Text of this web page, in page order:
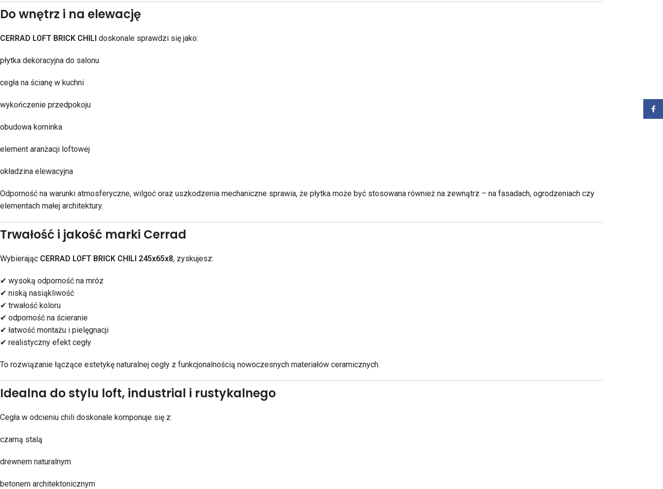
Do wnętrz i na elewację
CERRAD LOFT BRICK CHILI doskonale sprawdzi się jako:
płytka dekoracyjna do salonu
cegła na ścianę w kuchni
wykończenie przedpokoju
obudowa kominka
element aranżacji loftowej
okładzina elewacyjna
Odporność na warunki atmosferyczne, wilgoć oraz uszkodzenia mechaniczne sprawia, że płytka może być stosowana również na zewnątrz – na fasadach, ogrodzeniach czy
elementach małej architektury.
Trwałość i jakość marki Cerrad
Wybierając CERRAD LOFT BRICK CHILI 245x65x8, zyskujesz:
✔ wysoką odporność na mróz
✔ niską nasiąkliwość
✔ trwałość koloru
✔ odporność na ścieranie
✔ łatwość montażu i pielęgnacji
✔ realistyczny efekt cegły
To rozwiązanie łączące estetykę naturalnej cegły z funkcjonalnością nowoczesnych materiałów ceramicznych.
Idealna do stylu loft, industrial i rustykalnego
Cegła w odcieniu chili doskonale komponuje się z:
czarną stalą
drewnem naturalnym
betonem architektonicznym